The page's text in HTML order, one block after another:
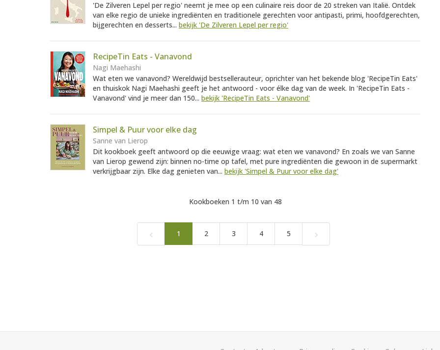
'De Zilveren Lepel per regio' neemt je mee op een culinaire reis door de 20 streken van Italië. Ontdek
van elke regio de unieke ingrediënten en traditionele gerechten voor antipasti, primi, hoofdgerechten,
bijgerechten en desserts... bekijk 'De Zilveren Lepel per regio'
RecipeTin Eats - Vanavond
Nagi Maehashi
Wat eten we vanavond? Wereldwijd bestsellerauteur, oprichter van het bekende blog 'RecipeTin Eats'
en thuiskok Nagi Maehashi geeft je het antwoord - voor élke dag van de week. In 'RecipeTin Eats -
Vanavond' vind je meer dan 150... bekijk 'RecipeTin Eats - Vanavond'
Simpel & Puur voor elke dag
Sanne van Lierop
Dit kookboek geeft antwoord op die eeuwige vraag: wat eten we vanavond? En zoals we van Sanne
van Lierop gewend zijn: binnen no-time op tafel, met pure ingrediënten die gewoon in de supermarkt
verkrijgbaar zijn. Elke dag genieten van... bekijk 'Simpel & Puur voor elke dag'
Kookboeken 1 t/m 10 van 48
‹ 1 2 3 4 5 ›